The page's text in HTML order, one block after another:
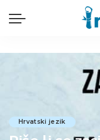
Hrvatski jezik